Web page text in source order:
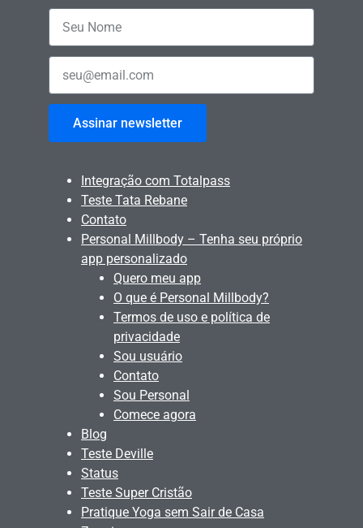
Assinar newsletter
Integração com Totalpass
Teste Tata Rebane
Contato
Personal Millbody – Tenha seu próprio
app personalizado
Quero meu app
O que é Personal Millbody?
Termos de uso e política de
privacidade
Sou usuário
Contato
Sou Personal
Comece agora
Blog
Teste Deville
Status
Teste Super Cristão
Pratique Yoga sem Sair de Casa